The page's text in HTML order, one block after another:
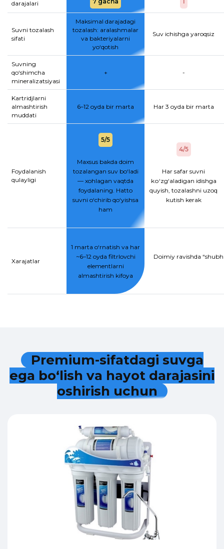
darajalari
Suvni tozalash
sifati
Maksimal darajadagi
tozalash: aralashmalar
va bakteriyalarni
yo‘qotish
Suv ichishga yaroqsiz
Suvning
qo‘shimcha
mineralizatsiyasi
+ -
Kartridjlarni
almashtirish
muddati
6–12 oyda bir marta Har 3 oyda bir marta
Foydalanish
qulayligi
5/5
Maxsus bakda doim
tozalangan suv bo‘ladi
— xohlagan vaqtda
foydalaning. Hatto
suvni o‘chirib qo‘yishsa
ham
4/5
Har safar suvni
kо‘zg‘aladigan idishga
quyish, tozalashni uzoq
kutish kerak
Xarajatlar
1 marta o‘rnatish va har
~6–12 oyda filtrlovchi
elementlarni
almashtirish kifoya
Doimiy ravishda
Premium-sifatdagi suvga
ega bo‘lish va hayot darajasini
oshirish uchun